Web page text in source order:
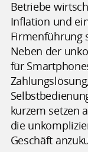
Betriebe
Inflation und
Firmenführung
Neben der
für
kurzem setzen
die
Geschäft